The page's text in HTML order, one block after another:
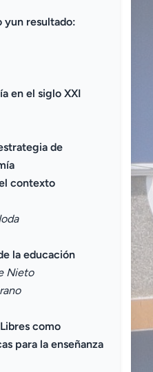
yun resultado:
en el siglo XXI
de
contexto
la educación
Nieto
como
para la enseñanza